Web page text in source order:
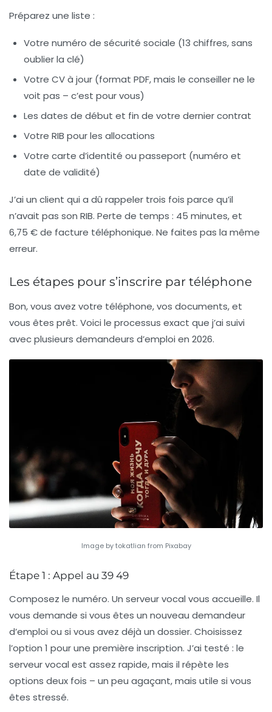
Préparez une liste :
Votre numéro de sécurité sociale (13 chiffres, sans
oublier la clé)
Votre CV à jour (format PDF, mais le conseiller ne le
voit pas – c’est pour vous)
Les dates de début et fin de votre dernier contrat
Votre RIB pour les allocations
Votre carte d’identité ou passeport (numéro et
date de validité)
J’ai un client qui a dû rappeler trois fois parce qu’il
n’avait pas son RIB. Perte de temps : 45 minutes, et
6,75 € de facture téléphonique. Ne faites pas la même
erreur.
Les étapes pour s’inscrire par téléphone
Bon, vous avez votre téléphone, vos documents, et
vous êtes prêt. Voici le processus exact que j’ai suivi
avec plusieurs demandeurs d’emploi en 2026.
Image by tokatlian from Pixabay
Étape 1 : Appel au 39 49
Composez le numéro. Un serveur vocal vous accueille. Il
vous demande si vous êtes un nouveau demandeur
d’emploi ou si vous avez déjà un dossier. Choisissez
l’option 1 pour une première inscription. J’ai testé : le
serveur vocal est assez rapide, mais il répète les
options deux fois – un peu agaçant, mais utile si vous
êtes stressé.